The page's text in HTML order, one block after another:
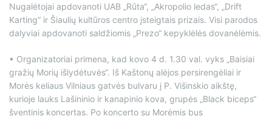
Nugalėtojai apdovanoti UAB „Rūta“, „Akropolio ledas“, „Drift
Karting“ ir Šiaulių kultūros centro įsteigtais prizais. Visi parodos
dalyviai apdovanoti saldžiomis „Prezo“ kepyklėlės dovanėlėmis.
• Organizatoriai primena, kad kovo 4 d. 1.30 val. vyks „Baisiai
gražių Morių išlydėtuvės“. Iš Kaštonų alėjos persirengėliai ir
Morės keliaus Vilniaus gatvės bulvaru į P. Višinskio aikštę,
kurioje lauks Lašininio ir kanapinio kova, grupės „Black biceps“
šventinis koncertas. Po koncerto su Morėmis bus